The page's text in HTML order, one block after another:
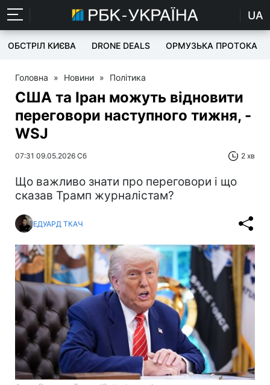
UA
ОБСТРІЛ КИЄВА DRONE DEALS ОРМУЗЬКА ПРОТОКА
Головна » Новини » Політика
США та Іран можуть відновити
переговори наступного тижня, -
WSJ
07:31 09.05.2026 Сб 2 хв
Що важливо знати про переговори і що
сказав Трамп журналістам?
ЕДУАРД ТКАЧ